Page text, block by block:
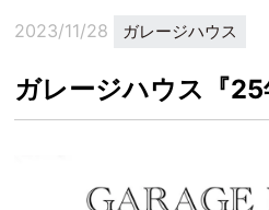
2023/11/28 ガレージハウス
ガレージハウス『25